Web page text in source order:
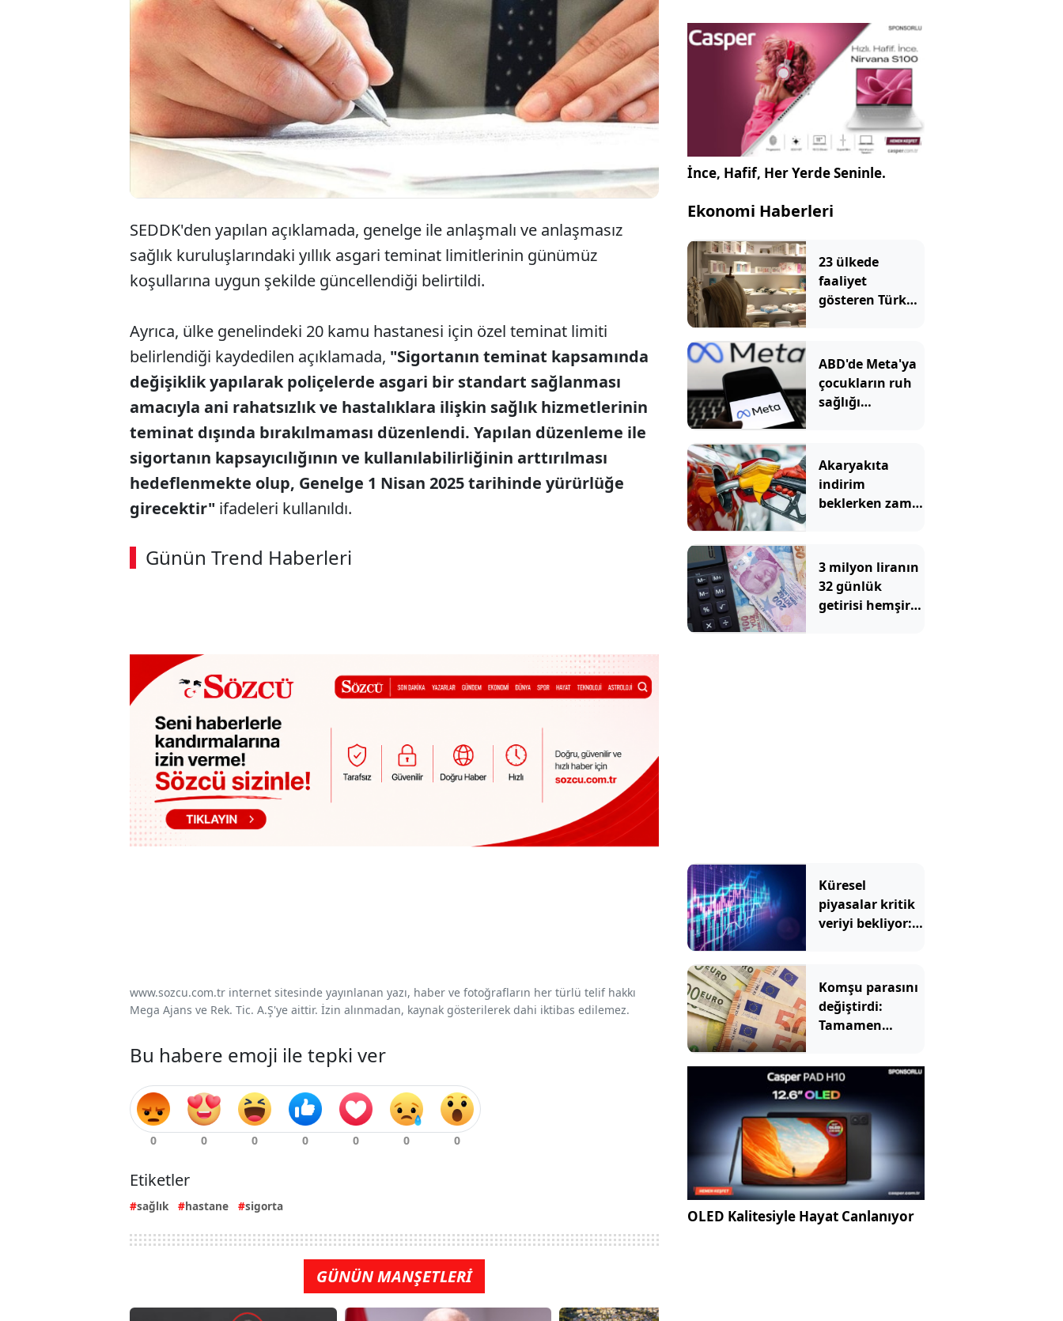
Sigortacılık ve Özel Emeklilik Düzenleme ve Denetleme
Kurumu (SEDDK), "Vize ve İkamet İzni Taleplerinde
Yaptırılacak Sağlık Sigortalarına İlişkin Genelgede Değişiklik
Yapılmasına Dair Genelge" yayımladı.
SEDDK'den yapılan açıklamada, genelge ile anlaşmalı ve anlaşmasız
sağlık kuruluşlarındaki yıllık asgari teminat limitlerinin günümüz
koşullarına uygun şekilde güncellendiği belirtildi.
Ayrıca, ülke genelindeki 20 kamu hastanesi için özel teminat limiti
belirlendiği kaydedilen açıklamada, "Sigortanın teminat kapsamında
değişiklik yapılarak poliçelerde asgari bir standart sağlanması
amacıyla ani rahatsızlık ve hastalıklara ilişkin sağlık hizmetlerinin
teminat dışında bırakılmaması düzenlendi. Yapılan düzenleme ile
sigortanın kapsayıcılığının ve kullanılabilirliğinin arttırılması
hedeflenmekte olup, Genelge 1 Nisan 2025 tarihinde yürürlüğe
girecektir" ifadeleri kullanıldı.
Günün Trend Haberleri
00:02 / 02:14
www.sozcu.com.tr internet sitesinde yayınlanan yazı, haber ve fotoğrafların her türlü telif hakkı
Mega Ajans ve Rek. Tic. A.Ş'ye aittir. İzin alınmadan, kaynak gösterilerek dahi iktibas edilemez.
Bu habere emoji ile tepki ver
Etiketler
sağlık hastane sigorta
GÜNÜN MANŞETLERİ
İnce, Hafif, Her Yerde Seninle.
Ekonomi Haberleri
23 ülkede
faaliyet
gösteren Türk
bütün
mağazalarını
kapatıyor
ABD'de Meta'ya
çocukların ruh
sağlığı
ceza
Akaryakıta
indirim
beklerken zam
3 milyon liranın
32 günlük
getirisi hemşire
Küresel
piyasalar kritik
veriyi bekliyor:
Komşu parasını
değiştirdi:
Tamamen
OLED Kalitesiyle Hayat Canlanıyor